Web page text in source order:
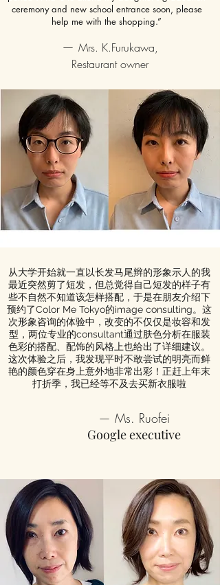
ceremony and new school entrance soon, please
help me with the shopping.”
— Mrs. K.Furukawa,
Restaurant owner
从大学开始就一直以长发马尾辫的形象示人的我
最近突然剪了短发，但总觉得自己短发的样子有
些不自然不知道该怎样搭配，于是在朋友介绍下
预约了Color Me Tokyo的image consulting。这
次形象咨询的体验中，改变的不仅仅是妆容和发
型，两位专业的consultant通过肤色分析在服装
色彩的搭配、配饰的风格上也给出了详细建议。
这次体验之后，我发现平时不敢尝试的明亮而鲜
艳的颜色穿在身上意外地非常出彩！正赶上年末
打折季，我已经等不及去买新衣服啦
— Ms. Ruofei
Google executive